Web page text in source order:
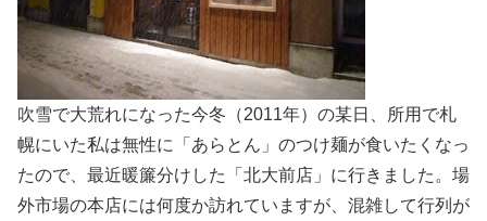
吹雪で大荒れになった今冬（2011年）の某日、所用で札
幌にいた私は無性に「あらとん」のつけ麺が食いたくなっ
たので、最近暖簾分けした「北大前店」に行きました。場
外市場の本店には何度か訪れていますが、混雑して行列が